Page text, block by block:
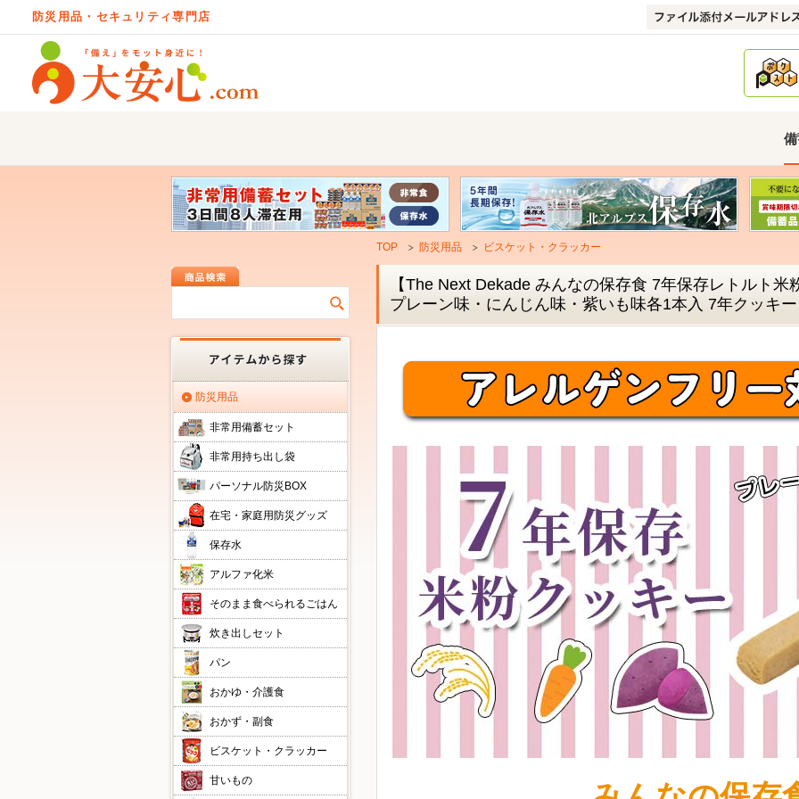
防災用品・セキュリティ専門店
TOP 防災用品 ビスケット・クラッカー
【The Next Dekade みんなの保存食 7年保存レトルト
プレーン味・にんじん味・紫いも味各1本入 7年クッキ
防災用品
非常用備蓄セット
非常用持ち出し袋
パーソナル防災BOX
在宅・家庭用防災グッズ
保存水
アルファ化米
そのまま食べられるごはん
炊き出しセット
パン
おかゆ・介護食
おかず・副食
ビスケット・クラッカー
甘いもの